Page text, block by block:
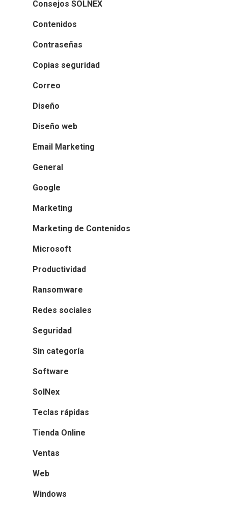
Consejos SOLNEX
Contenidos
Contraseñas
Copias seguridad
Correo
Diseño
Diseño web
Email Marketing
General
Google
Marketing
Marketing de Contenidos
Microsoft
Productividad
Ransomware
Redes sociales
Seguridad
Sin categoría
Software
SolNex
Teclas rápidas
Tienda Online
Ventas
Web
Windows